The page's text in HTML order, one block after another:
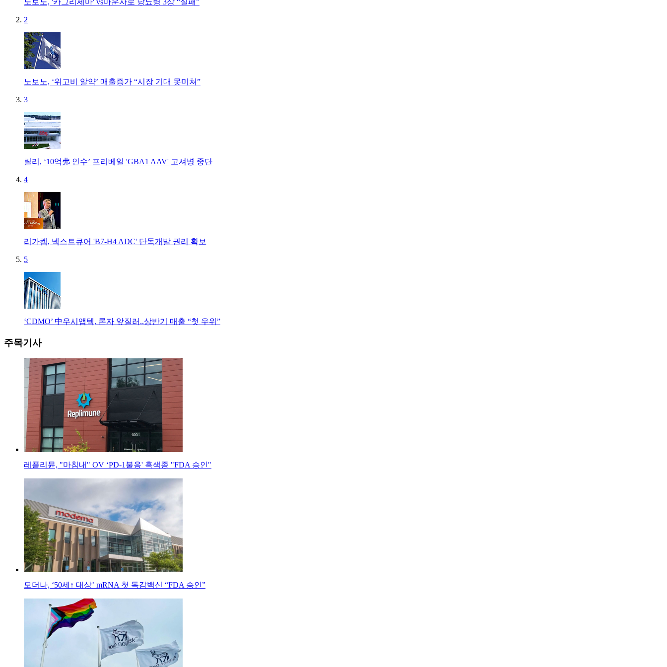
노보노, '카그리세마' vs마운자로 당뇨병 3상 “실패”
2
노보노, ‘위고비 알약’ 매출증가 “시장 기대 못미쳐”
3
릴리, ‘10억弗 인수’ 프리베일 'GBA1 AAV' 고셔병 중단
4
리가켐, 넥스트큐어 'B7-H4 ADC' 단독개발 권리 확보
5
‘CDMO’ 中우시앱텍, 론자 앞질러..상반기 매출 “첫 우위”
주목기사
레플리뮨, "마침내" OV ‘PD-1불응' 흑색종 "FDA 승인"
모더나, ‘50세↑ 대상’ mRNA 첫 독감백신 “FDA 승인”